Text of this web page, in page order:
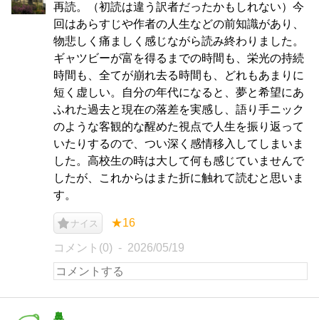
再読。（初読は違う訳者だったかもしれない）今
回はあらすじや作者の人生などの前知識があり、
物悲しく痛ましく感じながら読み終わりました。
ギャツビーが富を得るまでの時間も、栄光の持続
時間も、全てが崩れ去る時間も、どれもあまりに
短く虚しい。自分の年代になると、夢と希望にあ
ふれた過去と現在の落差を実感し、語り手ニック
のような客観的な醒めた視点で人生を振り返って
いたりするので、つい深く感情移入してしまいま
した。高校生の時は大して何も感じていませんで
したが、これからはまた折に触れて読むと思いま
す。
ナイス ★16
コメント(0) 2026/05/19
鼻